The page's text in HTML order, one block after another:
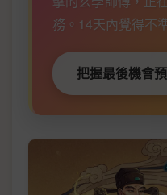
務。14天內覺得不
把握最後機會